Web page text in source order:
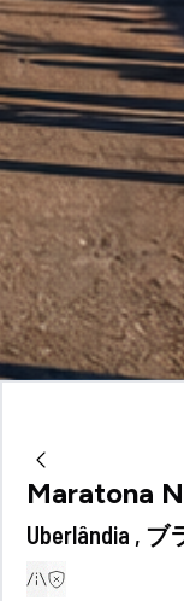
Maratona
Uberlândia , ブ